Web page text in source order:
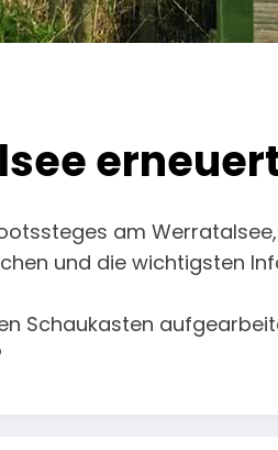
am
und die wichtigsten
Schaukasten